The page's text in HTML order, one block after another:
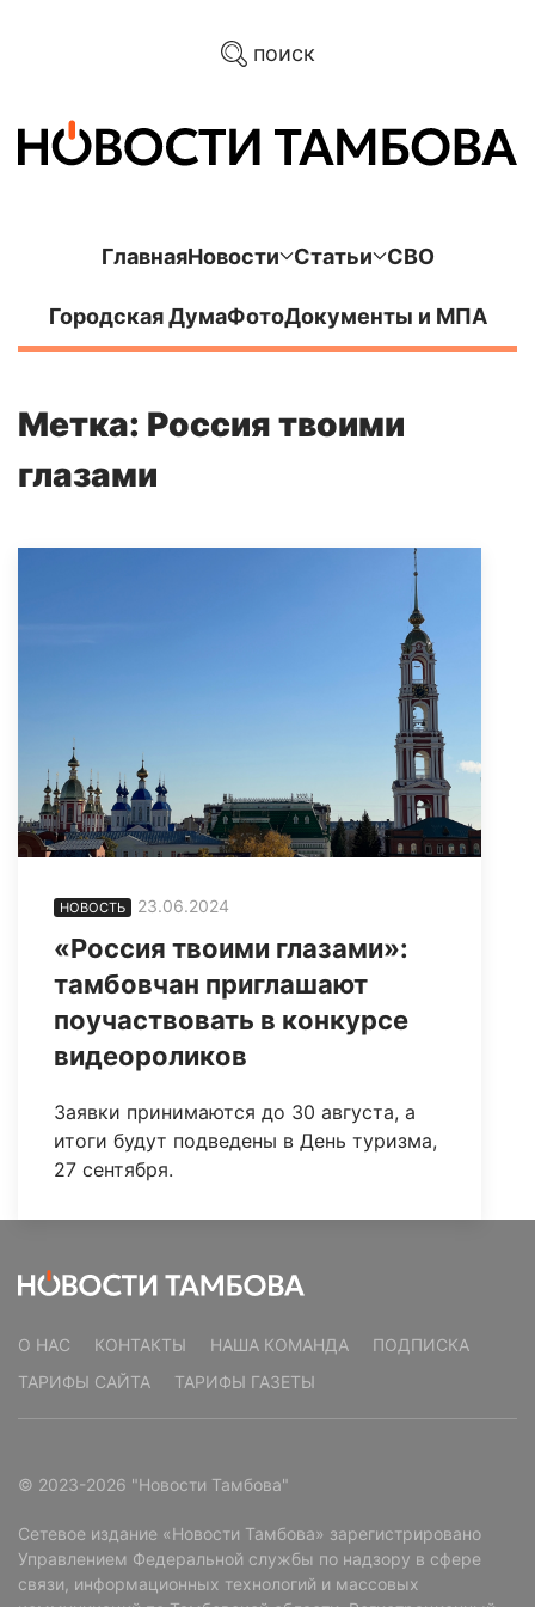
поиск
ГлавнаяНовости Статьи СВО
Городская ДумаФотоДокументы и МПА
Метка: Россия твоими
глазами
НОВОСТЬ 23.06.2024
«Россия твоими глазами»:
тамбовчан приглашают
поучаствовать в конкурсе
видеороликов
Заявки принимаются до 30 августа, а
итоги будут подведены в День туризма,
27 сентября.
О НАС КОНТАКТЫ НАША КОМАНДА
ПОДПИСКА
ТАРИФЫ САЙТА
ТАРИФЫ ГАЗЕТЫ
© 2023-2026 "Новости Тамбова"
Сетевое издание «Новости Тамбова» зарегистрировано
Управлением Федеральной службы по надзору в сфере
связи, информационных технологий и массовых